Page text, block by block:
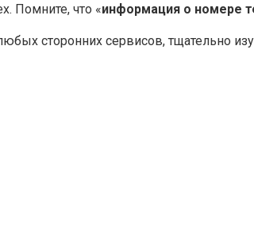
Помните, что «информация о номере
сторонних сервисов, тщательно